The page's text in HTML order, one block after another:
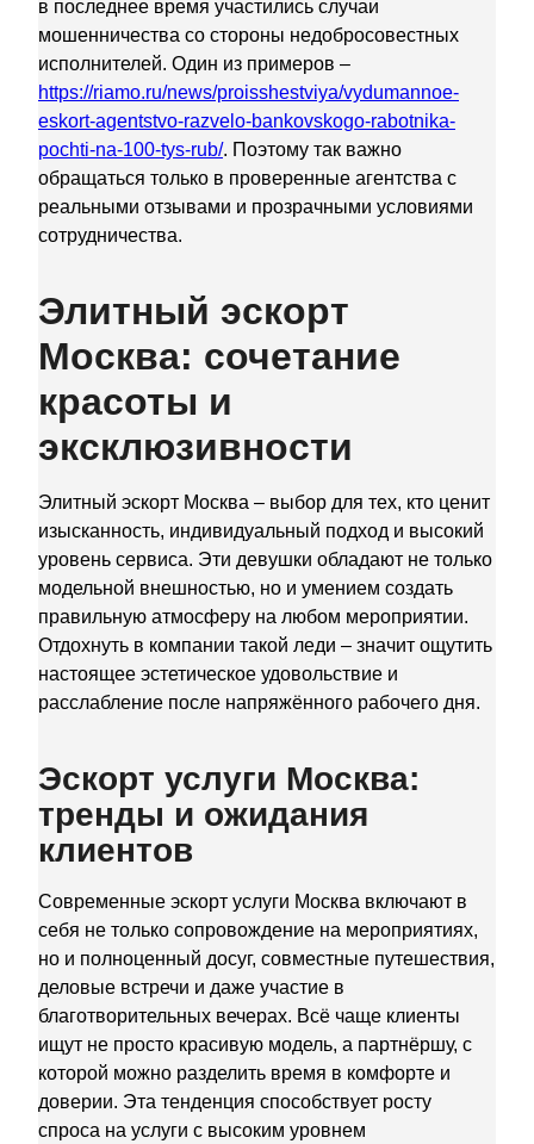
в последнее время участились случаи
мошенничества со стороны недобросовестных
исполнителей. Один из примеров –
https://riamo.ru/news/proisshestviya/vydumannoe-
eskort-agentstvo-razvelo-bankovskogo-rabotnika-
pochti-na-100-tys-rub/. Поэтому так важно
обращаться только в проверенные агентства с
реальными отзывами и прозрачными условиями
сотрудничества.
Элитный эскорт
Москва: сочетание
красоты и
эксклюзивности
Элитный эскорт Москва – выбор для тех, кто ценит
изысканность, индивидуальный подход и высокий
уровень сервиса. Эти девушки обладают не только
модельной внешностью, но и умением создать
правильную атмосферу на любом мероприятии.
Отдохнуть в компании такой леди – значит ощутить
настоящее эстетическое удовольствие и
расслабление после напряжённого рабочего дня.
Эскорт услуги Москва:
тренды и ожидания
клиентов
Современные эскорт услуги Москва включают в
себя не только сопровождение на мероприятиях,
но и полноценный досуг, совместные путешествия,
деловые встречи и даже участие в
благотворительных вечерах. Всё чаще клиенты
ищут не просто красивую модель, а партнёршу, с
которой можно разделить время в комфорте и
доверии. Эта тенденция способствует росту
спроса на услуги с высоким уровнем